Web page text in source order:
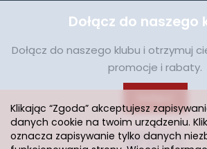
Dołącz do naszego
Dołącz do naszego klubu i otrzymuj
promocje i rabaty.
Klikając “Zgoda” akceptujesz
danych cookie na twoim urządzeniu.
oznacza zapisywanie tylko danych